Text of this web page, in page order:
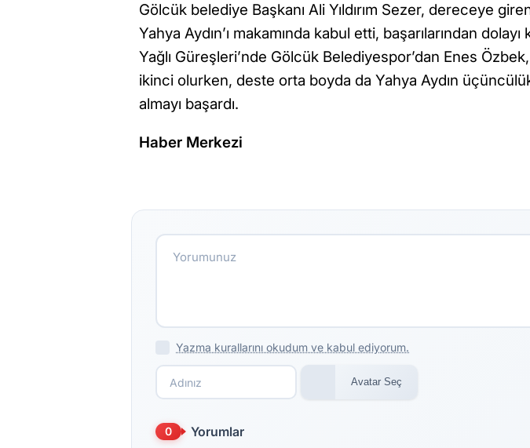
Gölcük belediye Başkanı Ali Yıldırım Sezer, dereceye
Yahya Aydın’ı makamında kabul etti, başarılarından dolayı
Yağlı Güreşleri’nde Gölcük Belediyespor’dan Enes
ikinci olurken, deste orta boyda da Yahya Aydın
almayı başardı.
Haber Merkezi
Yazma kurallarını okudum ve kabul ediyorum.
Avatar Seç
0 Yorumlar